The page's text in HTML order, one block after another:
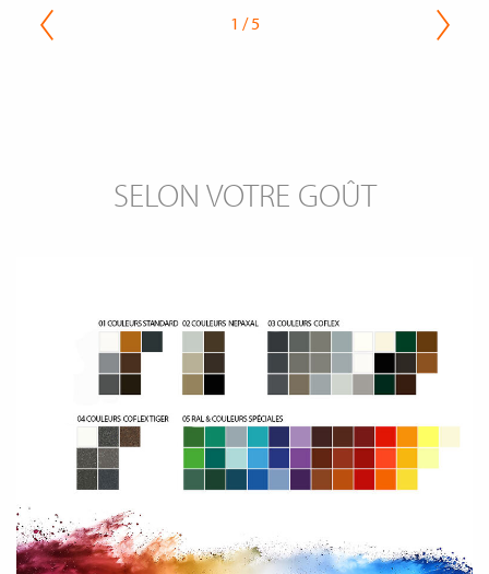
1 / 5
SELON VOTRE GOÛT